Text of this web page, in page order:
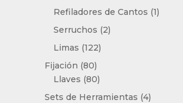
Refiladores de Cantos 11
Serruchos 22
Limas 122122
Fijación 8080
productos
Llaves 8080
productos
Sets de Herramientas 44